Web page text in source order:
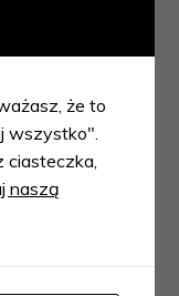
że to
wszystko".
ciasteczka,
naszą